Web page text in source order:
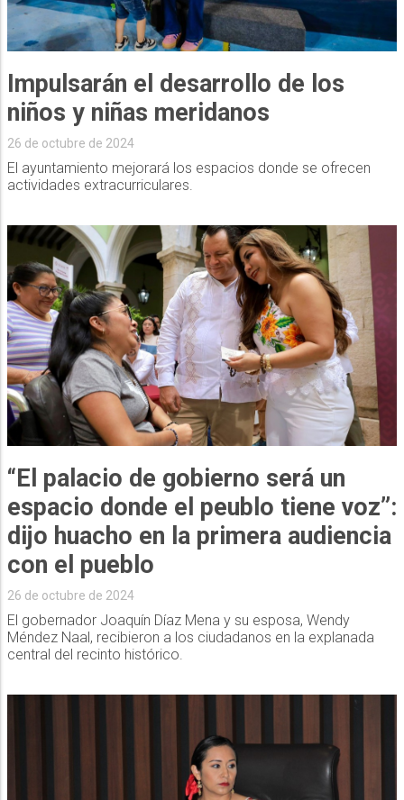
Impulsarán el desarrollo de los
niños y niñas meridanos
26 de octubre de 2024
El ayuntamiento mejorará los espacios donde se ofrecen
actividades extracurriculares.
“El palacio de gobierno será un
espacio donde el peublo tiene voz”:
dijo huacho en la primera audiencia
con el pueblo
26 de octubre de 2024
El gobernador Joaquín Díaz Mena y su esposa, Wendy
Méndez Naal, recibieron a los ciudadanos en la explanada
central del recinto histórico.